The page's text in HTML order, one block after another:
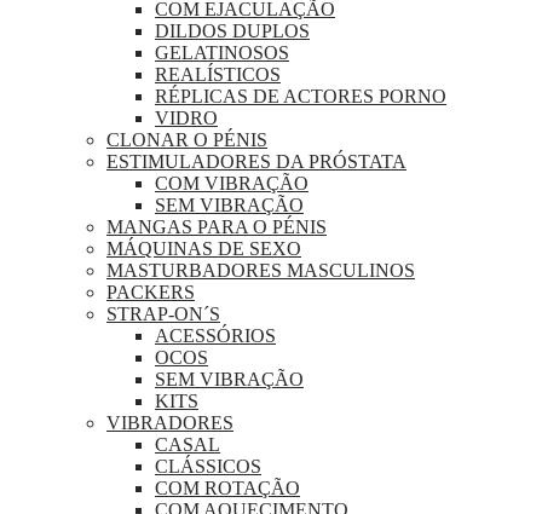
COM EJACULAÇÃO
DILDOS DUPLOS
GELATINOSOS
REALÍSTICOS
RÉPLICAS DE ACTORES PORNO
VIDRO
CLONAR O PÉNIS
ESTIMULADORES DA PRÓSTATA
COM VIBRAÇÃO
SEM VIBRAÇÃO
MANGAS PARA O PÉNIS
MÁQUINAS DE SEXO
MASTURBADORES MASCULINOS
PACKERS
STRAP-ON´S
ACESSÓRIOS
OCOS
SEM VIBRAÇÃO
KITS
VIBRADORES
CASAL
CLÁSSICOS
COM ROTAÇÃO
COM AQUECIMENTO